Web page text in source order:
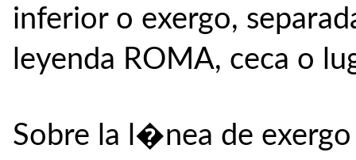
inferior o exergo,
leyenda ROMA, ceca o
Sobre la l�nea de